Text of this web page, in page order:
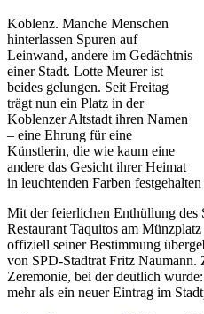
Koblenz. Manche Menschen
hinterlassen Spuren auf
Leinwand, andere im Gedächtnis
einer Stadt. Lotte Meurer ist
beides gelungen. Seit Freitag
trägt nun ein Platz in der
Koblenzer Altstadt ihren Namen
– eine Ehrung für eine
Künstlerin, die wie kaum eine
andere das Gesicht ihrer Heimat
in leuchtenden Farben festgehalten
Mit der feierlichen Enthüllung des
Restaurant Taquitos am
offiziell seiner Bestimmung
von SPD-Stadtrat Fritz Naumann.
Zeremonie, bei der deutlich
mehr als ein neuer Eintrag im